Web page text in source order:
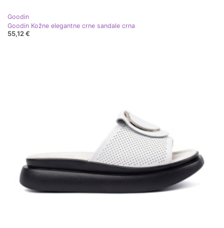
Goodin
Goodin Kožne elegantne crne sandale crna
55,12 €